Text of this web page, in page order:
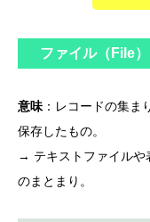
ファイル（File）
意味 ：レコードの集ま
保存したもの。
→ テキストファイルや
のまとまり。